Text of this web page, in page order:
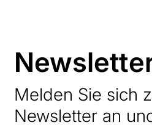
Melden Sie sich
Newsletter an